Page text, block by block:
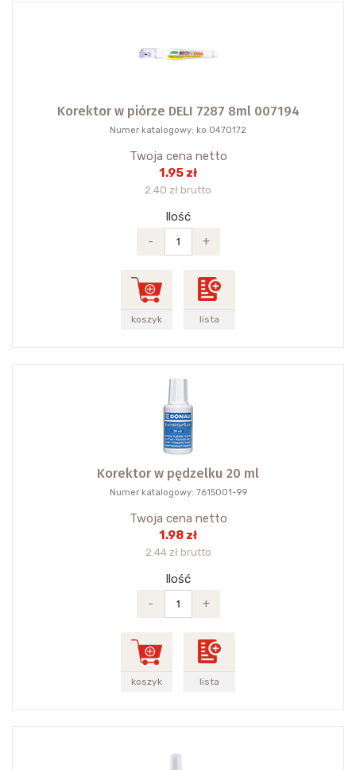
Korektor w piórze DELI 7287 8ml 007194
Numer katalogowy: ko 0470172
Twoja cena netto
1.95 zł
2.40 zł brutto
Ilość
-
+
koszyk lista
Korektor w pędzelku 20 ml
Numer katalogowy: 7615001-99
Twoja cena netto
1.98 zł
2.44 zł brutto
Ilość
-
+
koszyk lista